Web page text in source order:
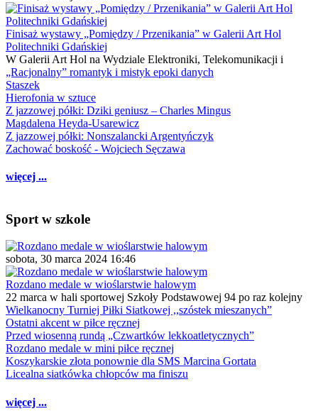
Finisaż wystawy „Pomiędzy / Przenikania” w Galerii Art Hol
Politechniki Gdańskiej
W Galerii Art Hol na Wydziale Elektroniki, Telekomunikacji i
„Racjonalny” romantyk i mistyk epoki danych
Staszek
Hierofonia w sztuce
Z jazzowej półki: Dziki geniusz – Charles Mingus
Magdalena Heyda-Usarewicz
Z jazzowej półki: Nonszalancki Argentyńczyk
Zachować boskość - Wojciech Sęczawa
więcej ...
Sport w szkole
sobota, 30 marca 2024 16:46
Rozdano medale w wioślarstwie halowym
22 marca w hali sportowej Szkoły Podstawowej 94 po raz kolejny
Wielkanocny Turniej Piłki Siatkowej ,,szóstek mieszanych”
Ostatni akcent w piłce ręcznej
Przed wiosenną rundą „Czwartków lekkoatletycznych”
Rozdano medale w mini piłce ręcznej
Koszykarskie złota ponownie dla SMS Marcina Gortata
Licealna siatkówka chłopców ma finiszu
więcej ...